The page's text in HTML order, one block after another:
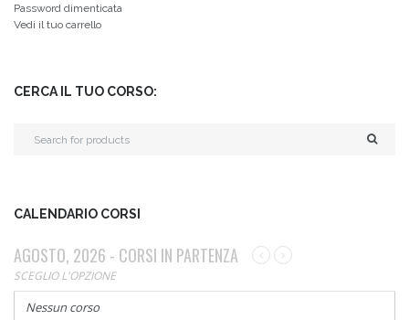
Password dimenticata
Vedi il tuo carrello
CERCA IL TUO CORSO:
CALENDARIO CORSI
AGOSTO, 2026 - CORSI IN PARTENZA
SCEGLIO L'OPZIONE
Nessun corso